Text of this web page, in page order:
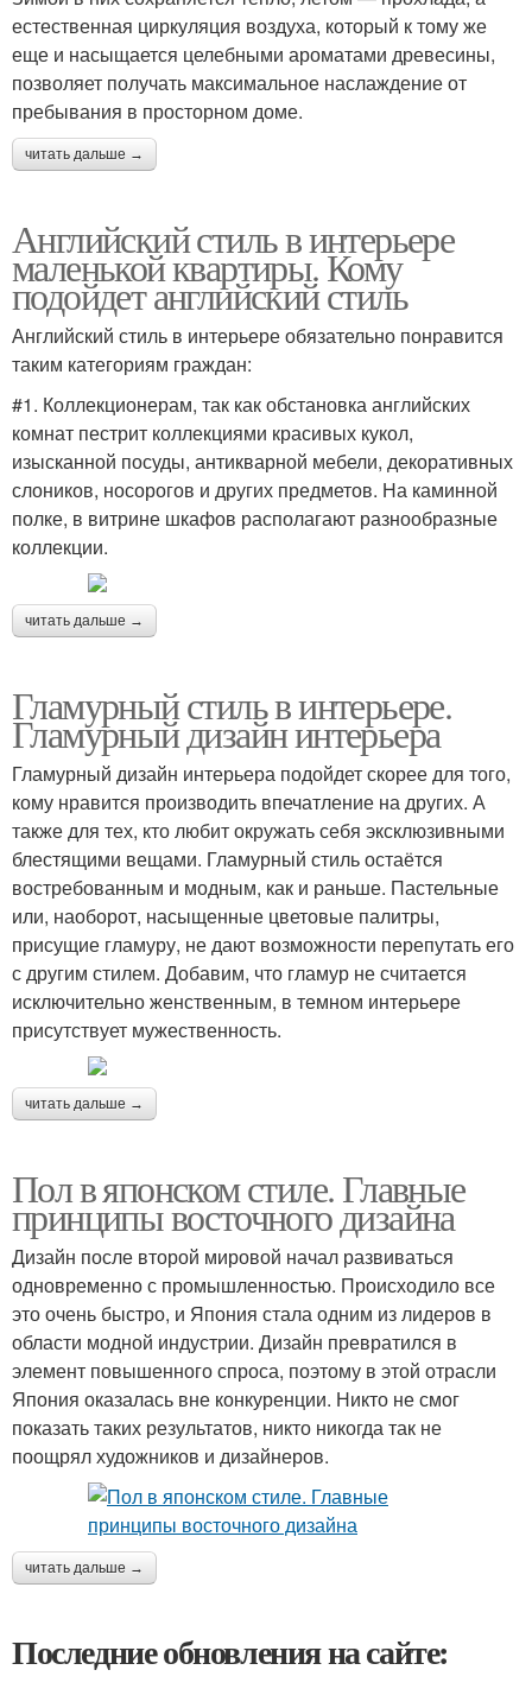
естественная циркуляция воздуха, который к тому же
еще и насыщается целебными ароматами древесины,
позволяет получать максимальное наслаждение от
пребывания в просторном доме.
читать дальше →
Английский стиль в интерьере
маленькой квартиры. Кому
подойдет английский стиль
Английский стиль в интерьере обязательно понравится
таким категориям граждан:
#1. Коллекционерам, так как обстановка английских
комнат пестрит коллекциями красивых кукол,
изысканной посуды, антикварной мебели, декоративных
слоников, носорогов и других предметов. На каминной
полке, в витрине шкафов располагают разнообразные
коллекции.
читать дальше →
Гламурный стиль в интерьере.
Гламурный дизайн интерьера
Гламурный дизайн интерьера подойдет скорее для того,
кому нравится производить впечатление на других. А
также для тех, кто любит окружать себя эксклюзивными
блестящими вещами. Гламурный стиль остаётся
востребованным и модным, как и раньше. Пастельные
или, наоборот, насыщенные цветовые палитры,
присущие гламуру, не дают возможности перепутать его
с другим стилем. Добавим, что гламур не считается
исключительно женственным, в темном интерьере
присутствует мужественность.
читать дальше →
Пол в японском стиле. Главные
принципы восточного дизайна
Дизайн после второй мировой начал развиваться
одновременно с промышленностью. Происходило все
это очень быстро, и Япония стала одним из лидеров в
области модной индустрии. Дизайн превратился в
элемент повышенного спроса, поэтому в этой отрасли
Япония оказалась вне конкуренции. Никто не смог
показать таких результатов, никто никогда так не
поощрял художников и дизайнеров.
читать дальше →
Последние обновления на сайте: